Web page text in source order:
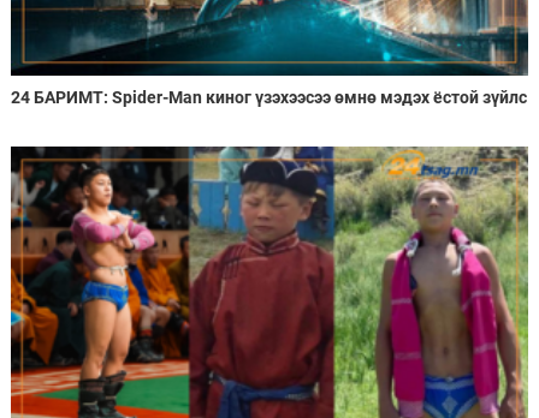
24 БАРИМТ: Spider-Man киног үзэхээсээ өмнө мэдэх ёстой зүйлс